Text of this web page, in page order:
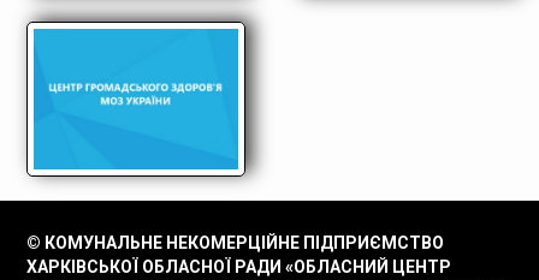
© КОМУНАЛЬНЕ НЕКОМЕРЦІЙНЕ ПІДПРИЄМСТВО
ХАРКІВСЬКОЇ ОБЛАСНОЇ РАДИ «ОБЛАСНИЙ ЦЕНТР